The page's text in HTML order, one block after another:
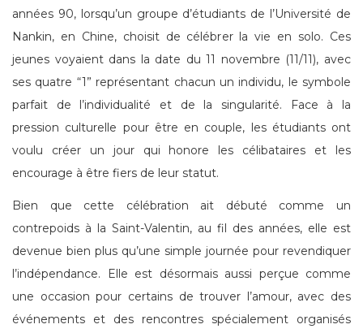
années 90, lorsqu’un groupe d’étudiants de l’Université de
Nankin, en Chine, choisit de célébrer la vie en solo. Ces
jeunes voyaient dans la date du 11 novembre (11/11), avec
ses quatre “1” représentant chacun un individu, le symbole
parfait de l’individualité et de la singularité. Face à la
pression culturelle pour être en couple, les étudiants ont
voulu créer un jour qui honore les célibataires et les
encourage à être fiers de leur statut.
Bien que cette célébration ait débuté comme un
contrepoids à la Saint-Valentin, au fil des années, elle est
devenue bien plus qu’une simple journée pour revendiquer
l’indépendance. Elle est désormais aussi perçue comme
une occasion pour certains de trouver l’amour, avec des
événements et des rencontres spécialement organisés